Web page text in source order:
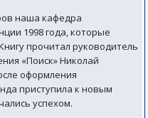
наша кафедра
1998 года, которые
прочитал руководитель
«Поиск» Николай
оформления
приступила к новым
успехом.